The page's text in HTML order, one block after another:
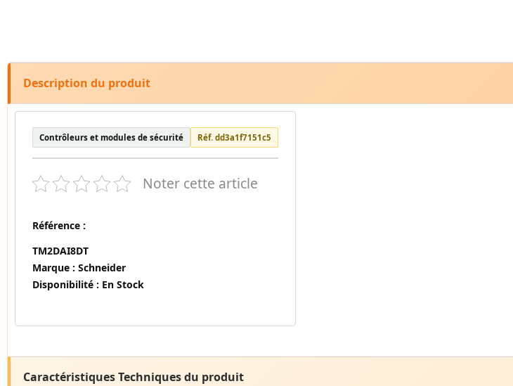
Description du produit
Contrôleurs et modules de sécurité Réf. dd3a1f7151c5
Noter cette article
Référence :
TM2DAI8DT
Marque : Schneider
Disponibilité : En Stock
Caractéristiques Techniques du produit